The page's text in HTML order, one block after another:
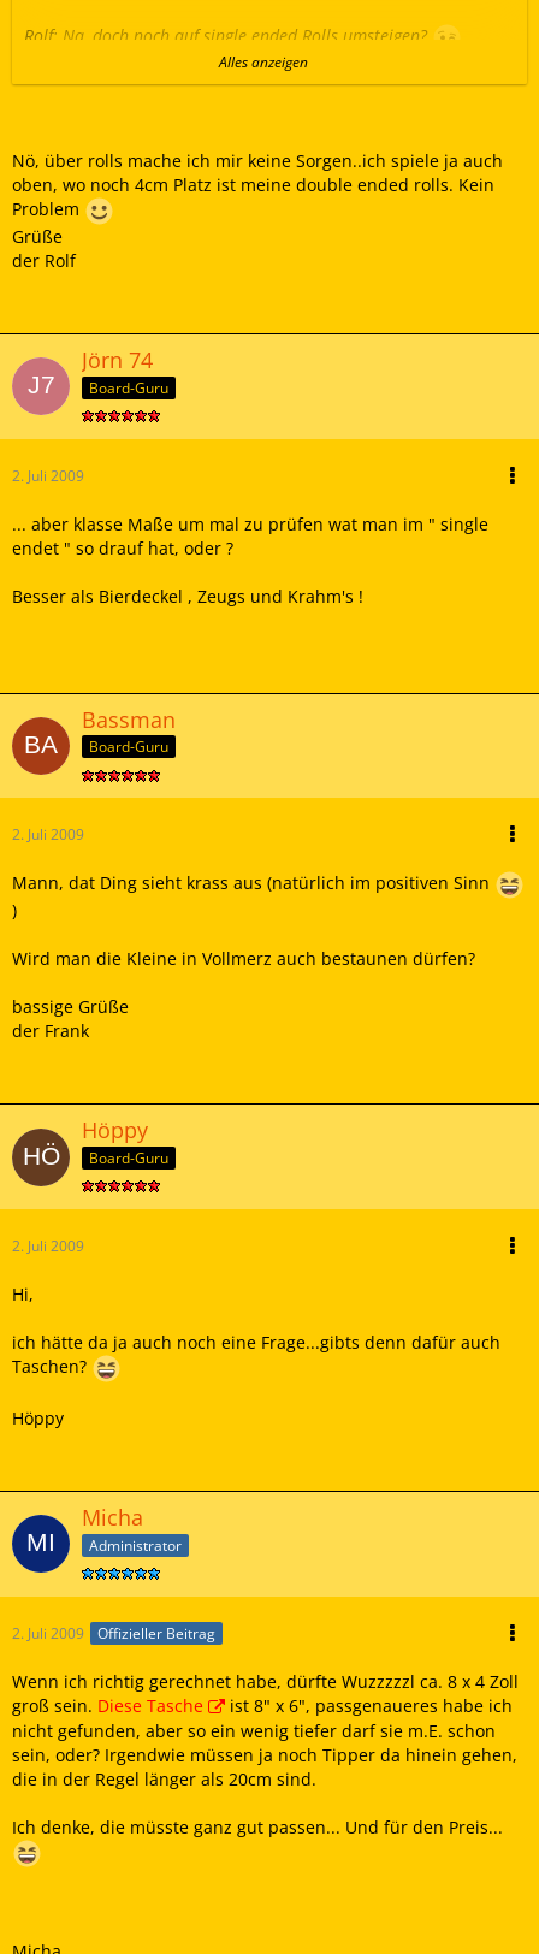
Rolf: Na, doch noch auf single ended Rolls umsteigen?
Alles anzeigen
Nö, über rolls mache ich mir keine Sorgen..ich spiele ja auch
oben, wo noch 4cm Platz ist meine double ended rolls. Kein
Problem
Grüße
der Rolf
Jörn 74
Board-Guru
2. Juli 2009
... aber klasse Maße um mal zu prüfen wat man im " single
endet " so drauf hat, oder ?
Besser als Bierdeckel , Zeugs und Krahm's !
Bassman
Board-Guru
2. Juli 2009
Mann, dat Ding sieht krass aus (natürlich im positiven Sinn
)
Wird man die Kleine in Vollmerz auch bestaunen dürfen?
bassige Grüße
der Frank
Höppy
Board-Guru
2. Juli 2009
Hi,
ich hätte da ja auch noch eine Frage...gibts denn dafür auch
Taschen?
Höppy
Micha
Administrator
2. Juli 2009 Offizieller Beitrag
Wenn ich richtig gerechnet habe, dürfte Wuzzzzzl ca. 8 x 4 Zoll
groß sein. Diese Tasche
ist 8" x 6", passgenaueres habe ich
nicht gefunden, aber so ein wenig tiefer darf sie m.E. schon
sein, oder? Irgendwie müssen ja noch Tipper da hinein gehen,
die in der Regel länger als 20cm sind.
Ich denke, die müsste ganz gut passen... Und für den Preis...